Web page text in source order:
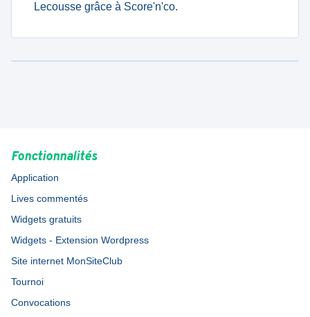
Lecousse grâce à Score'n'co.
Fonctionnalités
Application
Lives commentés
Widgets gratuits
Widgets - Extension Wordpress
Site internet MonSiteClub
Tournoi
Convocations